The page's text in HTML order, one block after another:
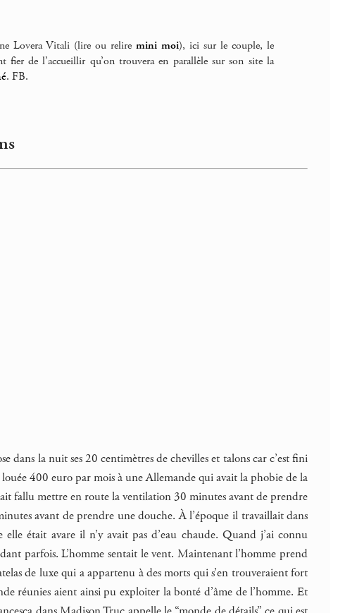
Lovera Vitali (lire ou reliremini moi), ici sur le couple, le
de l’accueillir qu’on trouvera en parallèle sur son site la
. FB.
la nuit ses 20 centimètres de chevilles et talons car c’est fini
400 euro par mois à une Allemande qui avait la phobie de la
fallu mettre en route la ventilation 30 minutes avant de prendre
avant de prendre une douche. À l’époque il travaillait dans
était avare il n’y avait pas d’eau chaude. Quand j’ai connu
parfois. L’homme sentait le vent. Maintenant l’homme prend
de luxe qui a appartenu à des morts qui s’en trouveraient fort
réunies aient ainsi pu exploiter la bonté d’âme de l’homme. Et